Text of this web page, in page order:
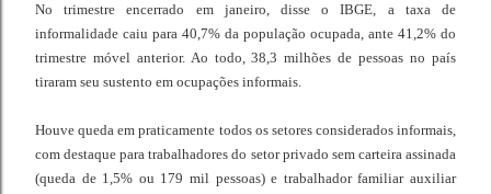
No trimestre encerrado em janeiro, disse o IBGE, a taxa de
informalidade caiu para 40,7% da população ocupada, ante 41,2% do
trimestre móvel anterior. Ao todo, 38,3 milhões de pessoas no país
tiraram seu sustento em ocupações informais.
Houve queda em praticamente todos os setores considerados informais,
com destaque para trabalhadores do setor privado sem carteira assinada
(queda de 1,5% ou 179 mil pessoas) e trabalhador familiar auxiliar